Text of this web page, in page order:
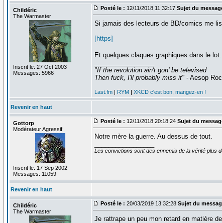
Childéric
The Warmaster
Inscrit le: 27 Oct 2003
Messages: 5966
Posté le : 12/11/2018 11:32:17 Sujet du
Si jamais des lecteurs de BD/comics me
[https]
Et quelques claques graphiques dans le
"If the revolution ain't gon' be televised
Then fuck, I'll probably miss it"- Aesop
Last.fm| RYM| XKCD c'est bon, mangez-en !
Revenir en haut
Gottorp
Modérateur Agressif
Inscrit le: 17 Sep 2002
Messages: 11059
Posté le : 12/11/2018 20:18:24 Sujet du
Notre mère la guerre. Au dessus de tout.
Les convictions sont des ennemis de la vérité plus
Revenir en haut
Childéric
The Warmaster
Posté le : 20/03/2019 13:32:28 Sujet du
Je rattrape un peu mon retard en matière